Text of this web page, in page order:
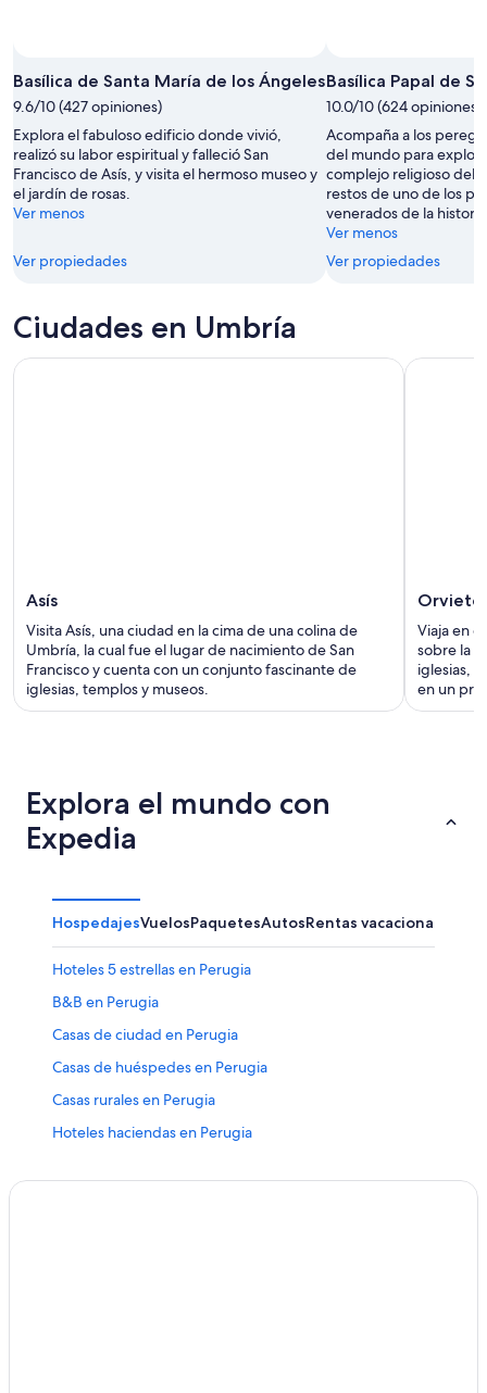
Basílica de Santa María de los Ángeles
9.6/10 (427 opiniones)
Explora el fabuloso edificio donde vivió,
realizó su labor espiritual y falleció San
Francisco de Asís, y visita el hermoso museo y
el jardín de rosas.
Ver menos
Ver propiedades
Basílica Papal de
10.0/10 (624 opiniones)
Acompaña a los
del mundo para
complejo religioso del
restos de uno de los
venerados de la
Ver menos
Ver propiedades
Ciudades en Umbría
Asís
Visita Asís, una ciudad en la cima de una colina de
Umbría, la cual fue el lugar de nacimiento de San
Francisco y cuenta con un conjunto fascinante de
iglesias, templos y museos.
Orvieto
Viaja en
sobre la
iglesias,
en un
Explora el mundo con
Expedia
HospedajesVuelosPaquetesAutosRentas vacacionales
Hoteles 5 estrellas en Perugia
B&B en Perugia
Casas de ciudad en Perugia
Casas de huéspedes en Perugia
Casas rurales en Perugia
Hoteles haciendas en Perugia